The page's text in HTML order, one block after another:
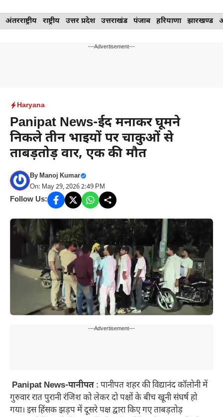
Skip
to
अंतरराष्ट्रीय राष्ट्रीय उत्तर प्रदेश उत्तराखंड पंजाब हरियाणा झारखण्ड
---Advertisement---
Haryana
Panipat News-ईद मनाकर घूमने
निकले तीन भाइयों पर चाकुओं से
ताबड़तोड़ वार, एक की मौत
ByManoj Kumar
On: May 29, 2026 2:49 PM
Follow Us:
---Advertisement---
Panipat News-पानीपत : पानीपत शहर की विद्यानंद कॉलोनी में
गुरुवार रात पुरानी रंजिश को लेकर दो पक्षों के बीच खूनी संघर्ष हो
गया। इस हिंसक झड़प में दूसरे पक्ष द्वारा किए गए ताबड़तोड़